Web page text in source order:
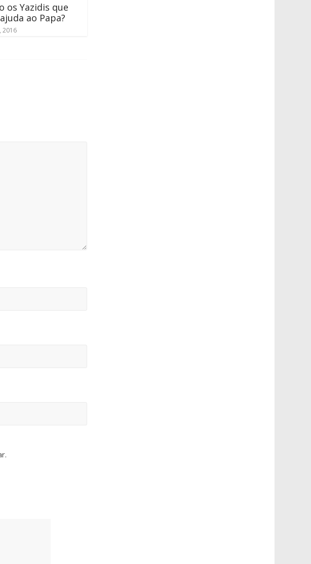
os Yazidis que
ao Papa?
2016